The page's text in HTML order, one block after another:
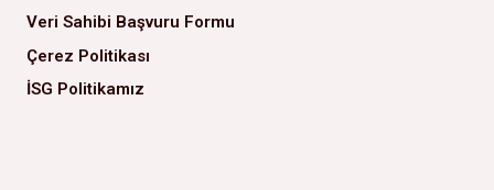
Veri Sahibi Başvuru Formu
Çerez Politikası
İSG Politikamız